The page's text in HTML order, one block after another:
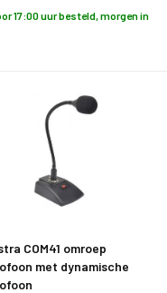
17:00 uur besteld, morgen in
COM41 omroep
met dynamische